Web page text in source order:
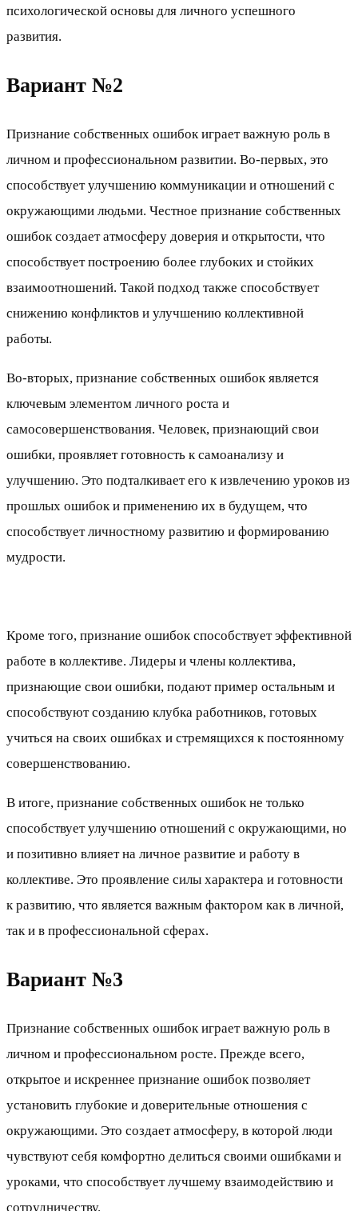
психологической основы для личного успешного
развития.
Вариант №2
Признание собственных ошибок играет важную роль в
личном и профессиональном развитии. Во-первых, это
способствует улучшению коммуникации и отношений с
окружающими людьми. Честное признание собственных
ошибок создает атмосферу доверия и открытости, что
способствует построению более глубоких и стойких
взаимоотношений. Такой подход также способствует
снижению конфликтов и улучшению коллективной
работы.
Во-вторых, признание собственных ошибок является
ключевым элементом личного роста и
самосовершенствования. Человек, признающий свои
ошибки, проявляет готовность к самоанализу и
улучшению. Это подталкивает его к извлечению уроков из
прошлых ошибок и применению их в будущем, что
способствует личностному развитию и формированию
мудрости.
Кроме того, признание ошибок способствует эффективной
работе в коллективе. Лидеры и члены коллектива,
признающие свои ошибки, подают пример остальным и
способствуют созданию клубка работников, готовых
учиться на своих ошибках и стремящихся к постоянному
совершенствованию.
В итоге, признание собственных ошибок не только
способствует улучшению отношений с окружающими, но
и позитивно влияет на личное развитие и работу в
коллективе. Это проявление силы характера и готовности
к развитию, что является важным фактором как в личной,
так и в профессиональной сферах.
Вариант №3
Признание собственных ошибок играет важную роль в
личном и профессиональном росте. Прежде всего,
открытое и искреннее признание ошибок позволяет
установить глубокие и доверительные отношения с
окружающими. Это создает атмосферу, в которой люди
чувствуют себя комфортно делиться своими ошибками и
уроками, что способствует лучшему взаимодействию и
сотрудничеству.